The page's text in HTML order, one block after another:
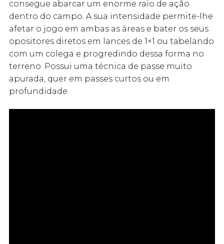
consegue abarcar um enorme raio de ação
dentro do campo. A sua intensidade permite-lhe
afetar o jogo em ambas as áreas e bater os seus
opositores diretos em lances de 1×1 ou tabelando
com um colega e progredindo dessa forma no
terreno. Possui uma técnica de passe muito
apurada, quer em passes curtos ou em
profundidade.